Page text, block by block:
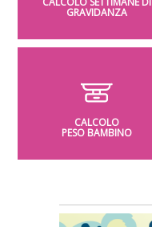
GRAVIDANZA
CALCOLO
PESO BAMBINO